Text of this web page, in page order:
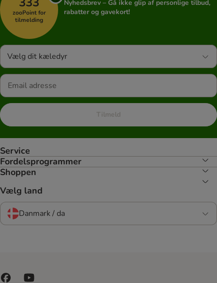
zooPoint for
tilmelding
Nyhedsbrev – Gå ikke glip af personlige tilbud,
rabatter og gavekort!
Vælg dit kæledyr
Tilmeld
Service
Fordelsprogrammer
Shoppen
Vælg land
Danmark / da